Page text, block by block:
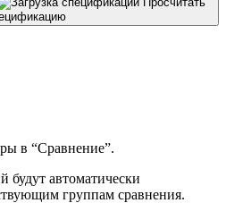
в “Сравнение”.
будут автоматически
группам сравнения.